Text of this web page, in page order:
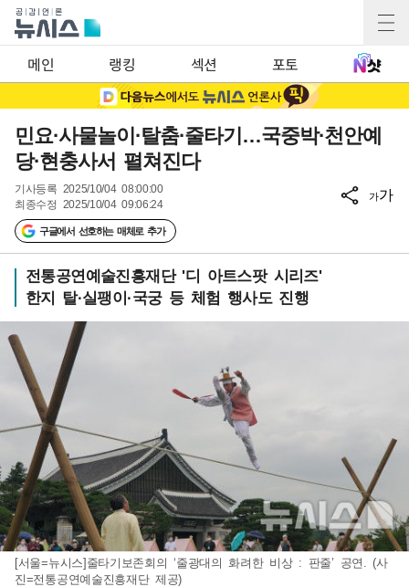
메인 랭킹 섹션 포토
민요·사물놀이·탈춤·줄타기…국중박·천안예
당·현충사서 펼쳐진다
기사등록 2025/10/04 08:00:00
최종수정 2025/10/04 09:06:24
구글에서 선호하는 매체로 추가
가가
전통공연예술진흥재단 '디 아트스팟 시리즈'
한지 탈·실팽이·국궁 등 체험 행사도 진행
[서울=뉴시스]줄타기보존회의 ‘줄광대의 화려한 비상 : 판줄’ 공연. (사
진=전통공연예술진흥재단 제공)